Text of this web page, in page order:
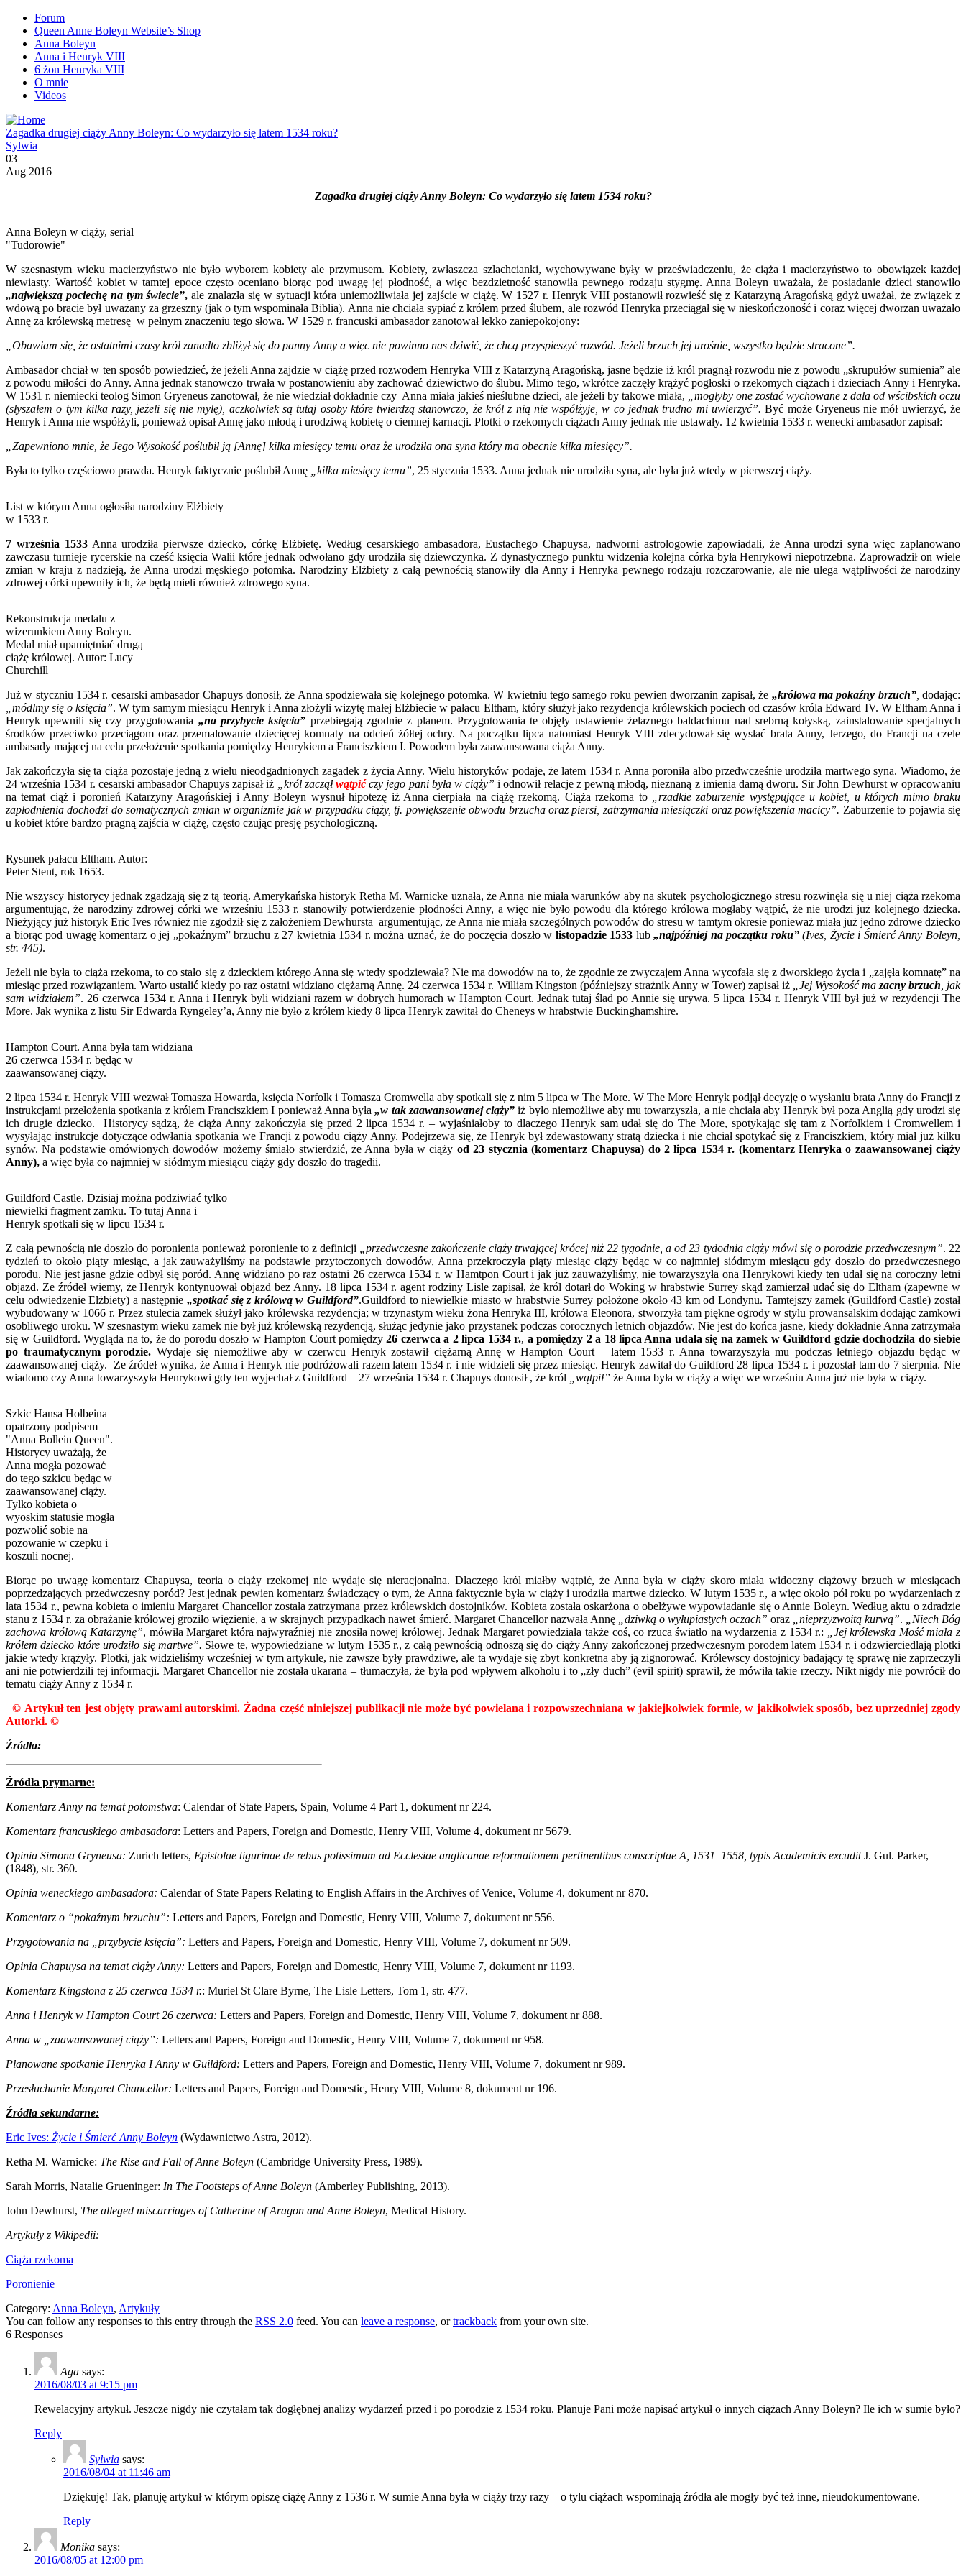
Forum
Queen Anne Boleyn Website’s Shop
Anna Boleyn
Anna i Henryk VIII
6 żon Henryka VIII
O mnie
Videos
Zagadka drugiej ciąży Anny Boleyn: Co wydarzyło się latem 1534 roku?
Sylwia
03
Aug 2016
Zagadka drugiej ciąży Anny Boleyn: Co wydarzyło się latem 1534 roku?
Anna Boleyn w ciąży, serial
"Tudorowie"
W szesnastym wieku macierzyństwo nie było wyborem kobiety ale przymusem. Kobiety, zwłaszcza szlachcianki, wychowywane były w przeświadczeniu, że ciąża i macierzyństwo to obowiązek każdej
niewiasty. Wartość kobiet w tamtej epoce często oceniano biorąc pod uwagę jej płodność, a więc bezdzietność stanowiła pewnego rodzaju stygmę. Anna Boleyn uważała, że posiadanie dzieci stanowiło
„największą pociechę na tym świecie”, ale znalazła się w sytuacji która uniemożliwiała jej zajście w ciążę. W 1527 r. Henryk VIII postanowił rozwieść się z Katarzyną Aragońską gdyż uważał, że związek z
wdową po bracie był uważany za grzeszny (jak o tym wspominała Biblia). Anna nie chciała sypiać z królem przed ślubem, ale rozwód Henryka przeciągał się w nieskończoność i coraz więcej dworzan uważało
Annę za królewską metresę w pełnym znaczeniu tego słowa. W 1529 r. francuski ambasador zanotował lekko zaniepokojony:
„Obawiam się, że ostatnimi czasy król zanadto zbliżył się do panny Anny a więc nie powinno nas dziwić, że chcą przyspieszyć rozwód. Jeżeli brzuch jej urośnie, wszystko będzie stracone”.
Ambasador chciał w ten sposób powiedzieć, że jeżeli Anna zajdzie w ciążę przed rozwodem Henryka VIII z Katarzyną Aragońską, jasne będzie iż król pragnął rozwodu nie z powodu „skrupułów sumienia” ale
z powodu miłości do Anny. Anna jednak stanowczo trwała w postanowieniu aby zachować dziewictwo do ślubu. Mimo tego, wkrótce zaczęły krążyć pogłoski o rzekomych ciążach i dzieciach Anny i Henryka.
W 1531 r. niemiecki teolog Simon Gryeneus zanotował, że nie wiedział dokładnie czy Anna miała jakieś nieślubne dzieci, ale jeżeli by takowe miała,
„mogłyby one zostać wychowane z dala od wścibskich oczu
(słyszałem o tym kilka razy, jeżeli się nie mylę), aczkolwiek są tutaj osoby które twierdzą stanowczo, że król z nią nie współżyje, w co jednak trudno mi uwierzyć”. Być może Gryeneus nie mół uwierzyć, że
Henryk i Anna nie współżyli, ponieważ opisał Annę jako młodą i urodziwą kobietę o ciemnej karnacji. Plotki o rzekomych ciążach Anny jednak nie ustawały. 12 kwietnia 1533 r. wenecki ambasador zapisał:
„Zapewniono mnie, że Jego Wysokość poślubił ją [Annę] kilka miesięcy temu oraz że urodziła ona syna który ma obecnie kilka miesięcy”.
Była to tylko częściowo prawda. Henryk faktycznie poślubił Annę
„kilka miesięcy temu”, 25 stycznia 1533. Anna jednak nie urodziła syna, ale była już wtedy w pierwszej ciąży.
List w którym Anna ogłosiła narodziny Elżbiety
w 1533 r.
7 września 1533Anna urodziła pierwsze dziecko, córkę Elżbietę. Według cesarskiego ambasadora, Eustachego Chapuysa, nadworni astrologowie zapowiadali, że Anna urodzi syna więc zaplanowano
zawczasu turnieje rycerskie na cześć księcia Walii które jednak odwołano gdy urodziła się dziewczynka. Z dynastycznego punktu widzenia kolejna córka była Henrykowi niepotrzebna. Zaprowadził on wiele
zmian w kraju z nadzieją, że Anna urodzi męskiego potomka. Narodziny Elżbiety z całą pewnością stanowiły dla Anny i Henryka pewnego rodzaju rozczarowanie, ale nie ulega wątpliwości że narodziny
zdrowej córki upewniły ich, że będą mieli również zdrowego syna.
Rekonstrukcja medalu z
wizerunkiem Anny Boleyn.
Medal miał upamiętniać drugą
ciążę królowej. Autor: Lucy
Churchill
Już w styczniu 1534 r. cesarski ambasador Chapuys donosił, że Anna spodziewała się kolejnego potomka. W kwietniu tego samego roku pewien dworzanin zapisał, że „królowa ma pokaźny brzuch”,dodając:
„módlmy się o księcia”. W tym samym miesiącu Henryk i Anna złożyli wizytę małej Elżbiecie w pałacu Eltham, który służył jako rezydencja królewskich pociech od czasów króla Edward IV. W Eltham Anna i
Henryk upewnili się czy przygotowania „na przybycie księcia” przebiegają zgodnie z planem. Przygotowania te objęły ustawienie żelaznego baldachimu nad srebrną kołyską, zainstalowanie specjalnych
środków przeciwko przeciągom oraz przemalowanie dziecięcej komnaty na odcień żółtej ochry. Na początku lipca natomiast Henryk VIII zdecydował się wysłać brata Anny, Jerzego, do Francji na czele
ambasady mającej na celu przełożenie spotkania pomiędzy Henrykiem a Franciszkiem I. Powodem była zaawansowana ciąża Anny.
Jak zakończyła się ta ciąża pozostaje jedną z wielu nieodgadnionych zagadek z życia Anny. Wielu historyków podaje, że latem 1534 r. Anna poroniła albo przedwcześnie urodziła martwego syna. Wiadomo, że
24 września 1534 r. cesarski ambasador Chapuys zapisał iż „król zaczął wątpićczy jego pani była w ciąży” i odnowił relacje z pewną młodą, nieznaną z imienia damą dworu. Sir John Dewhurst w opracowaniu
na temat ciąż i poronień Katarzyny Aragońskiej i Anny Boleyn wysnuł hipotezę iż Anna cierpiała na ciążę rzekomą. Ciąża rzekoma to
„rzadkie zaburzenie występujące u kobiet, u których mimo braku
zapłodnienia dochodzi do somatycznych zmian w organizmie jak w przypadku ciąży, tj. powiększenie obwodu brzucha oraz piersi, zatrzymania miesiączki oraz powiększenia macicy”. Zaburzenie to pojawia się
u kobiet które bardzo pragną zajścia w ciążę, często czując presję psychologiczną.
Rysunek pałacu Eltham. Autor:
Peter Stent, rok 1653.
Nie wszyscy historycy jednak zgadzają się z tą teorią. Amerykańska historyk Retha M. Warnicke uznała, że Anna nie miała warunków aby na skutek psychologicznego stresu rozwinęła się u niej ciąża rzekoma
argumentując, że narodziny zdrowej córki we wrześniu 1533 r. stanowiły potwierdzenie płodności Anny, a więc nie było powodu dla którego królowa mogłaby wątpić, że nie urodzi już kolejnego dziecka.
Nieżyjący już historyk Eric Ives również nie zgodził się z założeniem Dewhursta argumentując, że Anna nie miała szczególnych powodów do stresu w tamtym okresie ponieważ miała już jedno zdrowe dziecko
a biorąc pod uwagę komentarz o jej „pokaźnym” brzuchu z 27 kwietnia 1534 r. można uznać, że do poczęcia doszło w listopadzie 1533 lub„najpóźniej na początku roku” (Ives, Życie i Śmierć Anny Boleyn,
str. 445).
Jeżeli nie była to ciąża rzekoma, to co stało się z dzieckiem którego Anna się wtedy spodziewała? Nie ma dowodów na to, że zgodnie ze zwyczajem Anna wycofała się z dworskiego życia i „zajęła komnatę” na
miesiąc przed rozwiązaniem. Warto ustalić kiedy po raz ostatni widziano ciężarną Annę. 24 czerwca 1534 r. William Kingston (późniejszy strażnik Anny w Tower) zapisał iż
„Jej Wysokość ma zacny brzuch , jak
sam widziałem”. 26 czerwca 1534 r. Anna i Henryk byli widziani razem w dobrych humorach w Hampton Court. Jednak tutaj ślad po Annie się urywa. 5 lipca 1534 r. Henryk VIII był już w rezydencji The
More. Jak wynika z listu Sir Edwarda Ryngeley’a, Anny nie było z królem kiedy 8 lipca Henryk zawitał do Cheneys w hrabstwie Buckinghamshire.
Hampton Court. Anna była tam widziana
26 czerwca 1534 r. będąc w
zaawansowanej ciąży.
2 lipca 1534 r. Henryk VIII wezwał Tomasza Howarda, księcia Norfolk i Tomasza Cromwella aby spotkali się z nim 5 lipca w The More. W The More Henryk podjął decyzję o wysłaniu brata Anny do Francji z
instrukcjami przełożenia spotkania z królem Franciszkiem I ponieważ Anna była „w tak zaawansowanej ciąży” iż było niemożliwe aby mu towarzyszła, a nie chciała aby Henryk był poza Anglią gdy urodzi się
ich drugie dziecko. Historycy sądzą, że ciąża Anny zakończyła się przed 2 lipca 1534 r. – wyjaśniałoby to dlaczego Henryk sam udał się do The More, spotykając się tam z Norfolkiem i Cromwellem i
wysyłając instrukcje dotyczące odwłania spotkania we Francji z powodu ciąży Anny. Podejrzewa się, że Henryk był zdewastowany stratą dziecka i nie chciał spotykać się z Franciszkiem, który miał już kilku
synów. Na podstawie omówionych dowodów możemy śmiało stwierdzić, że Anna była w ciąży od 23 stycznia (komentarz Chapuysa) do 2 lipca 1534 r. (komentarz Henryka o zaawansowanej ciąży
Anny), a więc była co najmniej w siódmym miesiącu ciąży gdy doszło do tragedii.
Guildford Castle. Dzisiaj można podziwiać tylko
niewielki fragment zamku. To tutaj Anna i
Henryk spotkali się w lipcu 1534 r.
Z całą pewnością nie doszło do poronienia ponieważ poronienie to z definicji
„przedwczesne zakończenie ciąży trwającej krócej niż 22 tygodnie, a od 23 tydodnia ciąży mówi się o porodzie przedwczesnym”. 22
tydzień to około piąty miesiąc, a jak zauważyliśmy na podstawie przytoczonych dowodów, Anna przekroczyła piąty miesiąc ciąży będąc w co najmniej siódmym miesiącu gdy doszło do przedwczesnego
porodu. Nie jest jasne gdzie odbył się poród. Annę widziano po raz ostatni 26 czerwca 1534 r. w Hamtpon Court i jak już zauważyliśmy, nie towarzyszyła ona Henrykowi kiedy ten udał się na coroczny letni
objazd. Ze źródeł wiemy, że Henryk kontynuował objazd bez Anny. 18 lipca 1534 r. agent rodziny Lisle zapisał, że król dotarł do Woking w hrabstwie Surrey skąd zamierzał udać się do Eltham (zapewne w
celu odwiedzenie Elżbiety) a następnie „spotkać się z królową w Guildford”.Guildford to niewielkie miasto w hrabstwie Surrey położone około 43 km od Londynu. Tamtejszy zamek (Guildford Castle) został
wybudowany w 1066 r. Przez stulecia zamek służył jako królewska rezydencja; w trzynastym wieku żona Henryka III, królowa Eleonora, stworzyła tam piękne ogrody w stylu prowansalskim dodając zamkowi
osobliwego uroku. W szesnastym wieku zamek nie był już królewską rezydencją, służąc jedynie jako przystanek podczas corocznych letnich objazdów. Nie jest do końca jasne, kiedy dokładnie Anna zatrzymała
się w Guildford. Wygląda na to, że do porodu doszło w Hampton Court pomiędzy26 czerwca a 2 lipca 1534 r., a pomiędzy 2 a 18 lipca Anna udała się na zamek w Guildford gdzie dochodziła do siebie
po traumatycznym porodzie. Wydaje się niemożliwe aby w czerwcu Henryk zostawił ciężarną Annę w Hampton Court – latem 1533 r. Anna towarzyszyła mu podczas letniego objazdu będąc w
zaawansowanej ciąży. Ze źródeł wynika, że Anna i Henryk nie podróżowali razem latem 1534 r. i nie widzieli się przez miesiąc. Henryk zawitał do Guildford 28 lipca 1534 r. i pozostał tam do 7 sierpnia. Nie
wiadomo czy Anna towarzyszyła Henrykowi gdy ten wyjechał z Guildford – 27 września 1534 r. Chapuys donosił , że król
„wątpił” że Anna była w ciąży a więc we wrześniu Anna już nie była w ciąży.
Szkic Hansa Holbeina
opatrzony podpisem
"Anna Bollein Queen".
Historycy uważają, że
Anna mogła pozować
do tego szkicu będąc w
zaawansowanej ciąży.
Tylko kobieta o
wyoskim statusie mogła
pozwolić sobie na
pozowanie w czepku i
koszuli nocnej.
Biorąc po uwagę komentarz Chapuysa, teoria o ciąży rzekomej nie wydaje się nieracjonalna. Dlaczego król miałby wątpić, że Anna była w ciąży skoro miała widoczny ciążowy brzuch w miesiącach
poprzedzających przedwczesny poród? Jest jednak pewien komentarz świadczący o tym, że Anna faktycznie była w ciąży i urodziła martwe dziecko. W lutym 1535 r., a więc około pół roku po wydarzeniach z
lata 1534 r., pewna kobieta o imieniu Margaret Chancellor została zatrzymana przez królewskich dostojników. Kobieta została oskarżona o obelżywe wypowiadanie się o Annie Boleyn. Według aktu o zdradzie
stanu z 1534 r. za obrażanie królowej groziło więzienie, a w skrajnych przypadkach nawet śmierć. Margaret Chancellor nazwała Annę
„dziwką o wyłupiastych oczach” oraz „nieprzyzwoitą kurwą”.
„Niech Bóg
zachowa królową Katarzynę”, mówiła Margaret która najwyraźniej nie znosiła nowej królowej. Jednak Margaret powiedziała także coś, co rzuca światło na wydarzenia z 1534 r.:
„Jej królewska Mość miała z
królem dziecko które urodziło się martwe”. Słowe te, wypowiedziane w lutym 1535 r., z całą pewnością odnoszą się do ciąży Anny zakończonej przedwczesnym porodem latem 1534 r. i odzwierciedlają plotki
jakie wtedy krążyły. Plotki, jak widzieliśmy wcześniej w tym artykule, nie zawsze były prawdziwe, ale ta wydaje się zbyt konkretna aby ją zignorować. Królewscy dostojnicy badający tę sprawę nie zaprzeczyli
ani nie potwierdzili tej informacji. Margaret Chancellor nie została ukarana – tłumaczyła, że była pod wpływem alkoholu i to „zły duch” (evil spirit) sprawił, że mówiła takie rzeczy. Nikt nigdy nie powrócił do
tematu ciąży Anny z 1534 r.
© Artykuł ten jest objęty prawami autorskimi. Żadna część niniejszej publikacji nie może być powielana i rozpowszechniana w jakiejkolwiek formie, w jakikolwiek sposób, bez uprzedniej zgody
Autorki. ©
Źródła:
Źródła prymarne:
Komentarz Anny na temat potomstwa: Calendar of State Papers, Spain, Volume 4 Part 1, dokument nr 224.
Komentarz francuskiego ambasadora: Letters and Papers, Foreign and Domestic, Henry VIII, Volume 4, dokument nr 5679.
Opinia Simona Gryneusa: Zurich letters, Epistolae tigurinae de rebus potissimum ad Ecclesiae anglicanae reformationem pertinentibus conscriptae A, 1531–1558, typis Academicis excuditJ. Gul. Parker,
(1848), str. 360.
Opinia weneckiego ambasadora: Calendar of State Papers Relating to English Affairs in the Archives of Venice, Volume 4, dokument nr 870.
Komentarz o “pokaźnym brzuchu”: Letters and Papers, Foreign and Domestic, Henry VIII, Volume 7, dokument nr 556.
Przygotowania na
„przybycie księcia”: Letters and Papers, Foreign and Domestic, Henry VIII, Volume 7, dokument nr 509.
Opinia Chapuysa na temat ciąży Anny: Letters and Papers, Foreign and Domestic, Henry VIII, Volume 7, dokument nr 1193.
Komentarz Kingstona z 25 czerwca 1534 r.: Muriel St Clare Byrne, The Lisle Letters, Tom 1, str. 477.
Anna i Henryk w Hampton Court 26 czerwca: Letters and Papers, Foreign and Domestic, Henry VIII, Volume 7, dokument nr 888.
Anna w
„zaawansowanej ciąży”: Letters and Papers, Foreign and Domestic, Henry VIII, Volume 7, dokument nr 958.
Planowane spotkanie Henryka I Anny w Guildford: Letters and Papers, Foreign and Domestic, Henry VIII, Volume 7, dokument nr 989.
Przesłuchanie Margaret Chancellor: Letters and Papers, Foreign and Domestic, Henry VIII, Volume 8, dokument nr 196.
Źródła sekundarne:
Eric Ives: Życie i Śmierć Anny Boleyn (Wydawnictwo Astra, 2012).
Retha M. Warnicke: The Rise and Fall of Anne Boleyn (Cambridge University Press, 1989).
Sarah Morris, Natalie Grueninger: In The Footsteps of Anne Boleyn (Amberley Publishing, 2013).
John Dewhurst, The alleged miscarriages of Catherine of Aragon and Anne Boleyn, Medical History.
Artykuły z Wikipedii:
Ciąża rzekoma
Poronienie
Category: Anna Boleyn, Artykuły
You can follow any responses to this entry through the RSS 2.0 feed. You can leave a response, ortrackback from your own site.
6 Responses
Aga says:
2016/08/03 at 9:15 pm
Rewelacyjny artykuł. Jeszcze nigdy nie czytałam tak dogłębnej analizy wydarzeń przed i po porodzie z 1534 roku. Planuje Pani może napisać artykuł o innych ciążach Anny Boleyn? Ile ich w sumie było?
Reply
Sylwia says:
2016/08/04 at 11:46 am
Dziękuję! Tak, planuję artykuł w którym opiszę ciążę Anny z 1536 r. W sumie Anna była w ciąży trzy razy – o tylu ciążach wspominają źródła ale mogły być też inne, nieudokumentowane.
Reply
Monika says:
2016/08/05 at 12:00 pm